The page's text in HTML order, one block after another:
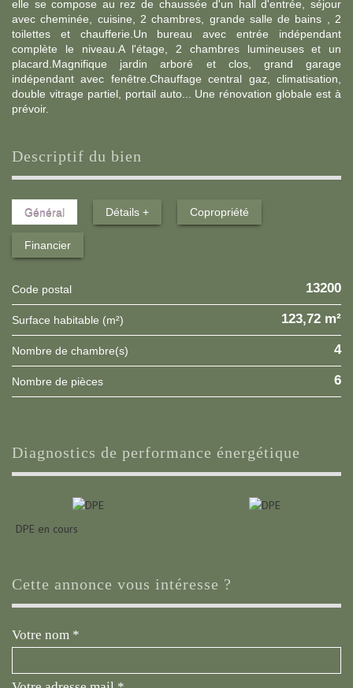
elle se compose au rez de chaussée d'un hall d'entrée, séjour
avec cheminée, cuisine, 2 chambres, grande salle de bains , 2
toilettes et chaufferie.Un bureau avec entrée indépendant
complète le niveau.A l'étage, 2 chambres lumineuses et un
placard.Magnifique jardin arboré et clos, grand garage
indépendant avec fenêtre.Chauffage central gaz, climatisation,
double vitrage partiel, portail auto... Une rénovation globale est à
prévoir.
descriptif du bien
Général Détails + Copropriété
Financier
Code postal 13200
Surface habitable (m²) 123,72 m²
Nombre de chambre(s) 4
Nombre de pièces 6
diagnostics de performance énergétique
DPE en cours
cette annonce vous intéresse ?
Votre nom *